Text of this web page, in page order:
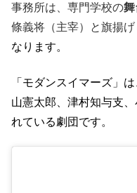
事務所は、専門学校の
條義将（主宰）と旗揚げ
なります。
「モダンスイマーズ」
山憲太郎、津村知与支
れている劇団です。